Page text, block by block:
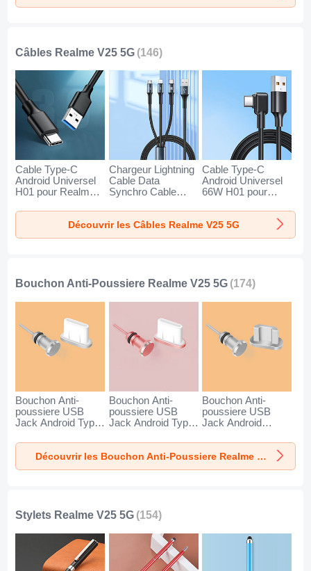
Câbles Realme V25 5G (146)
Cable Type-C
Android Universel
H01 pour Realme
Chargeur Lightning
Cable Data
Synchro Cable
Type-C 100W H01
pour Realme V25
5G Noir
Cable Type-C
Android Universel
66W H01 pour
Noir
Découvrir les Câbles Realme V25 5G
Bouchon Anti-Poussiere Realme V25 5G (174)
Bouchon Anti-
poussiere USB
Jack Android Type-
Realme V25 5G
Argent
Bouchon Anti-
poussiere USB
Jack Android Type-
Realme V25 5G Or
Rose
Bouchon Anti-
poussiere USB
Jack Android
Realme V25 5G
Argent
Découvrir les Bouchon Anti-Poussiere Realme V25 5G
Stylets Realme V25 5G (154)